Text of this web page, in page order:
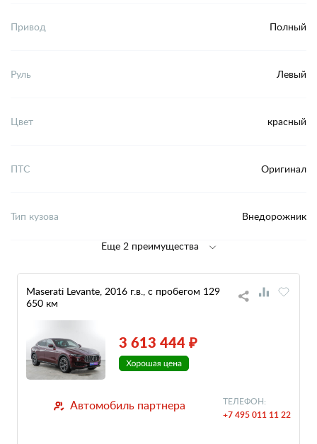
Привод Полный
Руль Левый
Цвет красный
ПТС Оригинал
Тип кузова Внедорожник
Еще 2 преимущества
Maserati Levante, 2016 г.в., с пробегом 129
650 км
3 613 444 ₽
Автомобиль партнера ТЕЛЕФОН:
+7 495 011 11 22